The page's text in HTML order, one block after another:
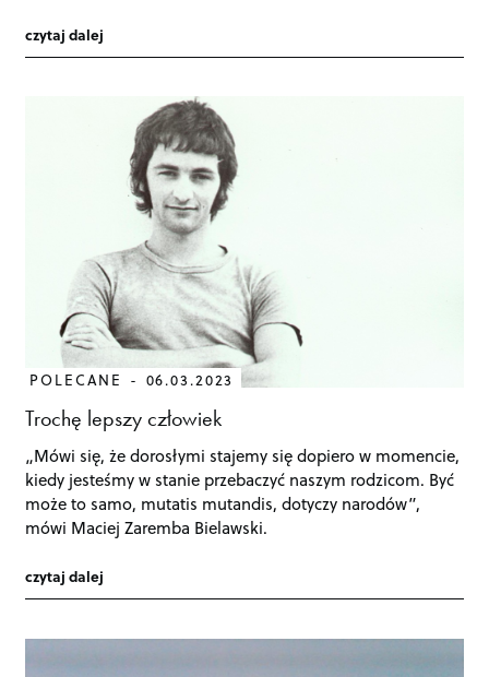
czytaj dalej
POLECANE 06.03.2023
Trochę lepszy człowiek
„Mówi się, że dorosłymi stajemy się dopiero w momencie,
kiedy jesteśmy w stanie przebaczyć naszym rodzicom. Być
może to samo, mutatis mutandis, dotyczy narodów”,
mówi Maciej Zaremba Bielawski.
czytaj dalej